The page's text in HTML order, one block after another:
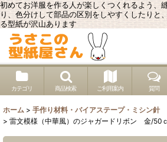
初めてお洋服を作る人が楽しくつくれるよう、
り、色分けして部品の区別をしやすくしたりと
る型紙が沢山あります
カテゴリ 商品検索 ご利用案内 質問
ホーム > 手作り材料・バイアステープ・ミシン針
> 雷文模様（中華風）のジャガードリボン 金/50